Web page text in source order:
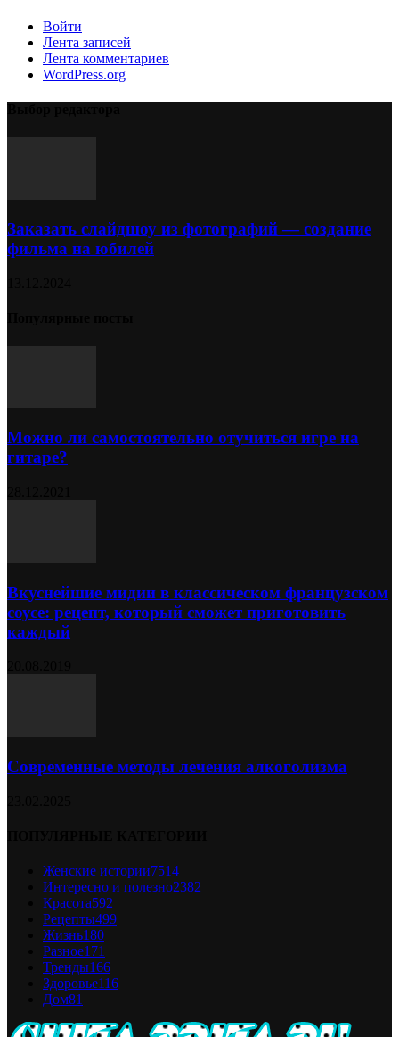
Войти
Лента записей
Лента комментариев
WordPress.org
Заказать слайдшоу из фотографий — создание
фильма на юбилей
Можно ли самостоятельно отучиться игре на
гитаре?
Вкуснейшие мидии в классическом французском
соусе: рецепт, который сможет приготовить
каждый
Современные методы лечения алкоголизма
Женские истории7514
Интересно и полезно2382
Красота592
Рецепты499
Жизнь180
Разное171
Тренды166
Здоровье116
Дом81